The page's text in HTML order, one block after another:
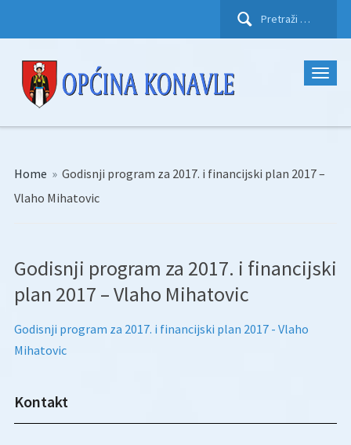
Pretraži:
Home » Godisnji program za 2017. i financijski plan 2017 –
Vlaho Mihatovic
Godisnji program za 2017. i financijski
plan 2017 – Vlaho Mihatovic
Godisnji program za 2017. i financijski plan 2017 - Vlaho
Mihatovic
Kontakt